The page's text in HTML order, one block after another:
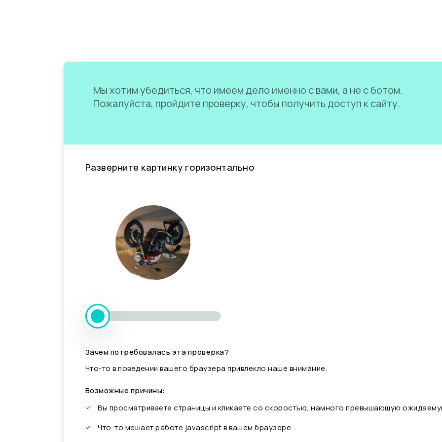
Мы хотим убедиться, что имеем дело именно с вами, а не с ботом.
Пожалуйста, пройдите проверку, чтобы получить доступ к сайту.
Разверните картинку горизонтально
Зачем потребовалась эта проверка?
Что-то в поведении вашего браузера привлекло наше внимание.
Возможные причины:
Вы просматриваете страницы и кликаете со скоростью, намного превышающую
Что-то мешает работе javascript в вашем браузере